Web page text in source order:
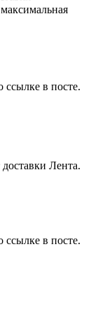
ссылке в посте.
Лента.
ссылке в посте.